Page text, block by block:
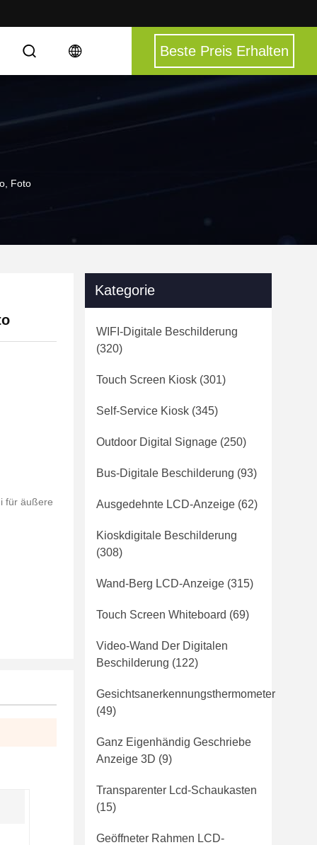
Beste Preis Erhalten
Foto
für äußere
Kategorie
WIFI-Digitale Beschilderung
(320)
Touch Screen Kiosk (301)
Self-Service Kiosk (345)
Outdoor Digital Signage (250)
Bus-Digitale Beschilderung (93)
Ausgedehnte LCD-Anzeige (62)
Kioskdigitale Beschilderung
(308)
Wand-Berg LCD-Anzeige (315)
Touch Screen Whiteboard (69)
Video-Wand Der Digitalen
Beschilderung (122)
Gesichtsanerkennungsthermometer
(49)
Ganz Eigenhändig Geschriebe
Anzeige 3D (9)
Transparenter Lcd-Schaukasten
(15)
Geöffneter Rahmen LCD-